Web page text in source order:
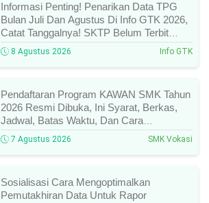
Informasi Penting! Penarikan Data TPG
Bulan Juli Dan Agustus Di Info GTK 2026,
Catat Tanggalnya! SKTP Belum Terbit
Januari–Juni, Ini Prosesnya!
8 Agustus 2026 Info GTK
Pendaftaran Program KAWAN SMK Tahun
2026 Resmi Dibuka, Ini Syarat, Berkas,
Jadwal, Batas Waktu, Dan Cara
Pendaftarannya!
7 Agustus 2026 SMK Vokasi
Sosialisasi Cara Mengoptimalkan
Pemutakhiran Data Untuk Rapor